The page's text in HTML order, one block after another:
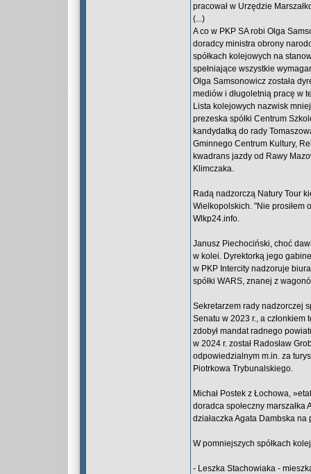
pracował w Urzędzie
(...)
A co w PKP SA robi Olga
doradcy ministra obrony
spółkach kolejowych na
spełniające wszystkie
Olga Samsonowicz została
mediów i długoletnią pracę w
Lista kolejowych nazwisk
prezeska spółki Centrum
kandydatką do rady
Gminnego Centrum Kultury,
kwadrans jazdy od Rawy
Klimczaka.
Radą nadzorczą Natury Tour
Wielkopolskich. "Nie prosiłem
Wlkp24.info.
Janusz Piechociński, choć
w kolei. Dyrektorką jego
w PKP Intercity nadzoruje
spółki WARS, znanej z
Sekretarzem rady nadzorczej
Senatu w 2023 r., a członkiem
zdobył mandat radnego
w 2024 r. został Radosław
odpowiedzialnym m.in. za
Piotrkowa Trybunalskiego.
Michał Postek z Łochowa,
doradca społeczny
działaczka Agata Dambska
W pomniejszych spółkach
- Leszka Stachowiaka -